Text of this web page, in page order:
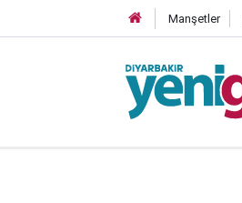
Manşetler